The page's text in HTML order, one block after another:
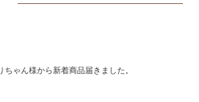
ちゃん様から新着商品届きました。